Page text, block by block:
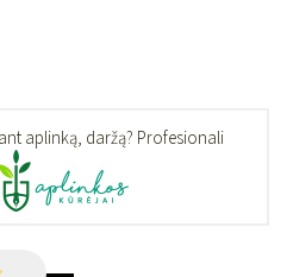
aplinką, daržą? Profesionali